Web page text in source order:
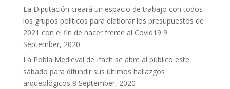
La Diputación creará un espacio de trabajo con todos
los grupos políticos para elaborar los presupuestos de
2021 con el fin de hacer frente al Covid19 9
September, 2020
La Pobla Medieval de Ifach se abre al público este
sábado para difundir sus últimos hallazgos
arqueológicos 8 September, 2020